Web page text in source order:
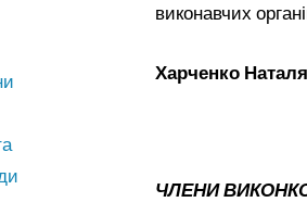
виконавчих
Харченко
ЧЛЕНИ